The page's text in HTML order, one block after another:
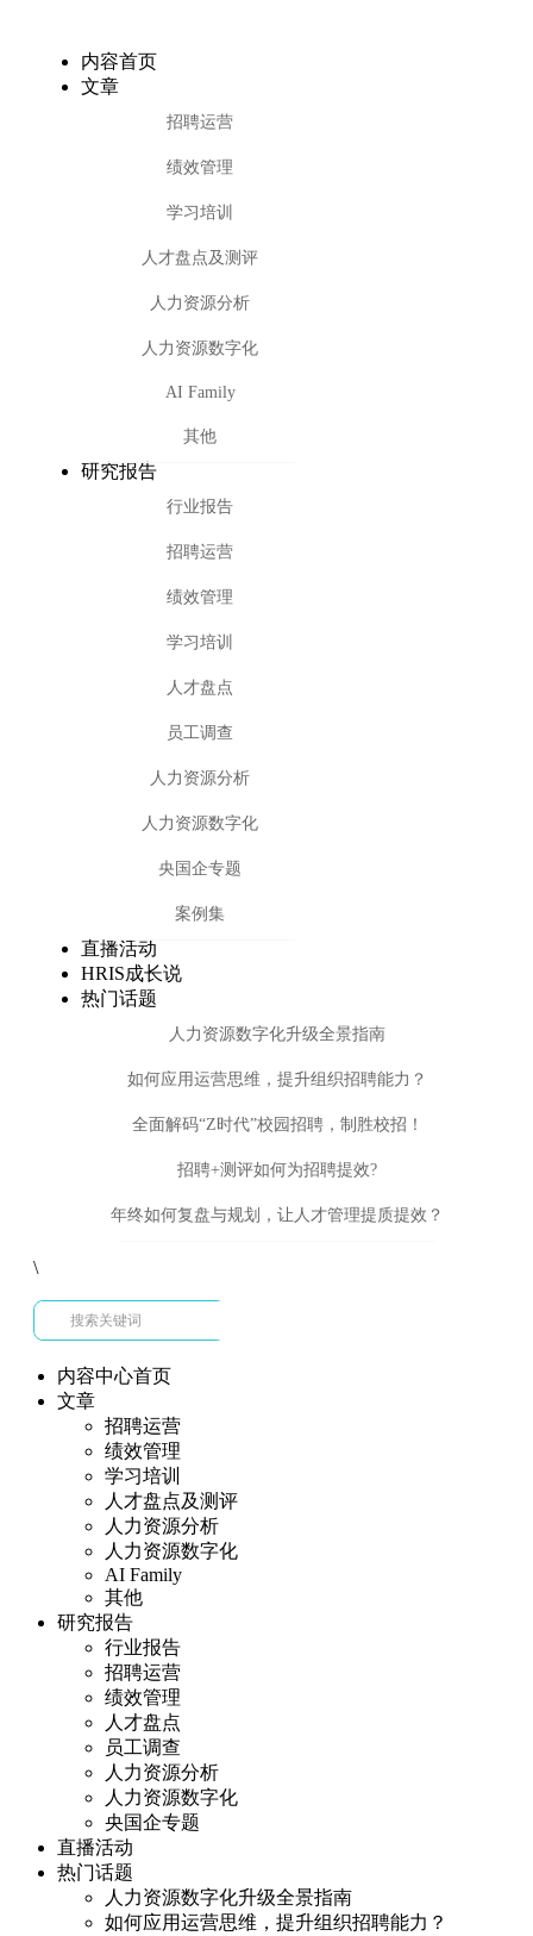
内容首页
文章
招聘运营
绩效管理
学习培训
人才盘点及测评
人力资源分析
人力资源数字化
AI Family
其他
研究报告
行业报告
招聘运营
绩效管理
学习培训
人才盘点
员工调查
人力资源分析
人力资源数字化
央国企专题
案例集
直播活动
HRIS成长说
热门话题
人力资源数字化升级全景指南
如何应用运营思维，提升组织招聘能力？
全面解码“Z时代”校园招聘，制胜校招！
招聘+测评如何为招聘提效?
年终如何复盘与规划，让人才管理提质提效？
\
内容中心首页
文章
招聘运营
绩效管理
学习培训
人才盘点及测评
人力资源分析
人力资源数字化
AI Family
其他
研究报告
行业报告
招聘运营
绩效管理
人才盘点
员工调查
人力资源分析
人力资源数字化
央国企专题
直播活动
热门话题
人力资源数字化升级全景指南
如何应用运营思维，提升组织招聘能力？